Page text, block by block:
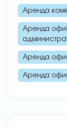
Аренда
Аренда
Аренда
Аренда